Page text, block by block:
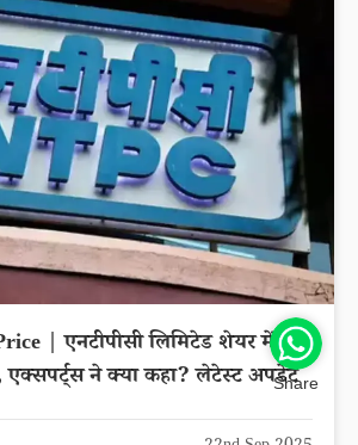
| एनटीपीसी लिमिटेड शेयर में
ने क्या कहा? लेटेस्ट अपडेटShare